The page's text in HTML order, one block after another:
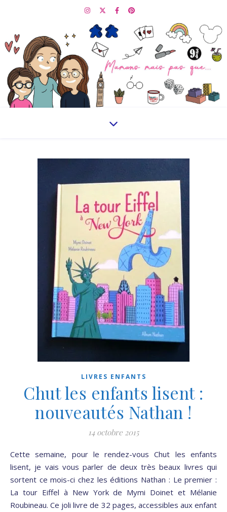
LIVRES ENFANTS
Chut les enfants lisent :
nouveautés Nathan !
14 octobre 2015
Cette semaine, pour le rendez-vous Chut les enfants
lisent, je vais vous parler de deux très beaux livres qui
sortent ce mois-ci chez les éditions Nathan : Le premier :
La tour Eiffel à New York de Mymi Doinet et Mélanie
Roubineau. Ce joli livre de 32 pages, accessibles aux enfant